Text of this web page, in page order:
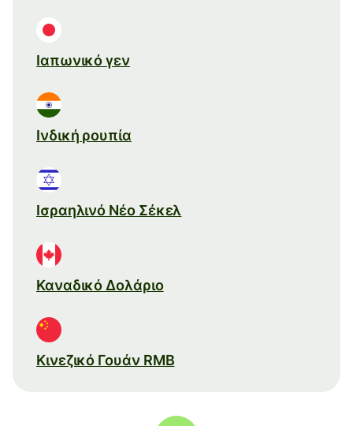
Ιαπωνικό γεν
Ινδική ρουπία
Ισραηλινό Νέο Σέκελ
Καναδικό Δολάριο
Κινεζικό Γουάν RMB